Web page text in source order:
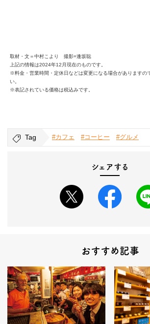
取材・文＝中村こより 撮影=逢坂聡
上記の情報は2024年12月現在のものです。
※料金・営業時間・定休日などは変更になる場合がありますの
い。
※表記されている価格は税込みです。
Tag #カフェ #コーヒー #グルメ
シェアする
おすすめ記事